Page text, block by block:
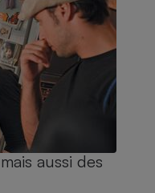
aussi des